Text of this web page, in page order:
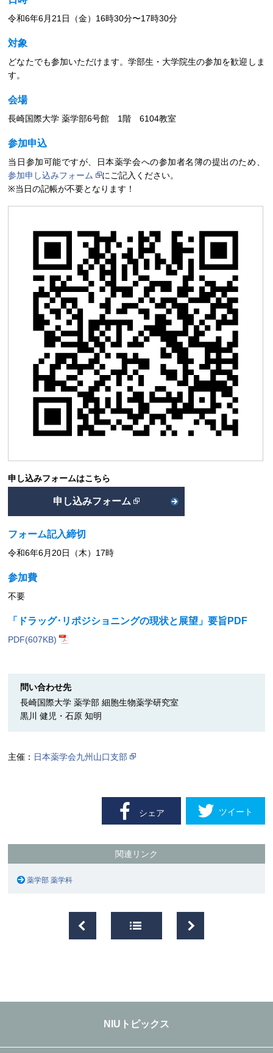
令和6年6月21日（金）16時30分〜17時30分
対象
どなたでも参加いただけます。学部生・大学院生の参加を歓迎しま
す。
会場
長崎国際大学 薬学部6号館 1階 6104教室
参加申込
当日参加可能ですが、日本薬学会への参加者名簿の提出のため、
参加申し込みフォーム
にご記入ください。
※当日の記帳が不要となります！
申し込みフォームはこちら
申し込みフォーム
フォーム記入締切
令和6年6月20日（木）17時
参加費
不要
「ドラッグ･リポジショニングの現状と展望」要旨PDF
PDF(607KB)
問い合わせ先
長崎国際大学 薬学部 細胞生物薬学研究室
黒川 健児・石原 知明
主催： 日本薬学会九州山口支部
シェア ツイート
関連リンク
薬学部 薬学科
NIUトピックス